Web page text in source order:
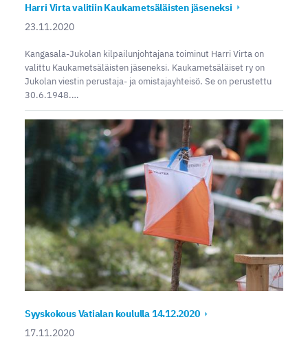
Harri Virta valitiin Kaukametsäläisten jäseneksi
23.11.2020
Kangasala-Jukolan kilpailunjohtajana toiminut Harri Virta on
valittu Kaukametsäläisten jäseneksi. Kaukametsäläiset ry on
Jukolan viestin perustaja- ja omistajayhteisö. Se on perustettu
30.6.1948.…
Syyskokous Vatialan koululla 14.12.2020
17.11.2020